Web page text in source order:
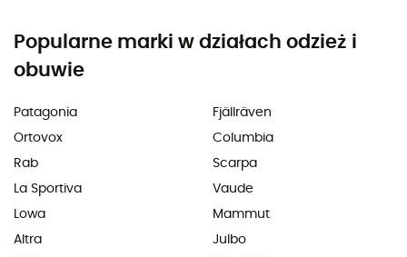
Popularne marki w działach odzież i
obuwie
Patagonia
Ortovox
Rab
La Sportiva
Lowa
Altra
Fjällräven
Columbia
Scarpa
Vaude
Mammut
Julbo